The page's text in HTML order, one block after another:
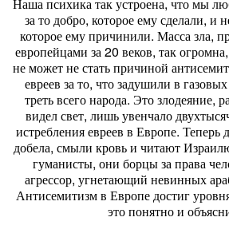
за то добро, которое ему сделали, и
которое ему причинили. Масса зла,
европейцами за 20 веков, так
не может не стать причиной
евреев за то, что задушили в
треть всего народа. Это злодеяние,
видел свет, лишь увенчало
истребления евреев в Европе.
добела, смыли кровь и читают
гуманисты, они борцы за права
агрессор, угнетающий невинных
Антисемитизм в Европе достиг
это понятно и